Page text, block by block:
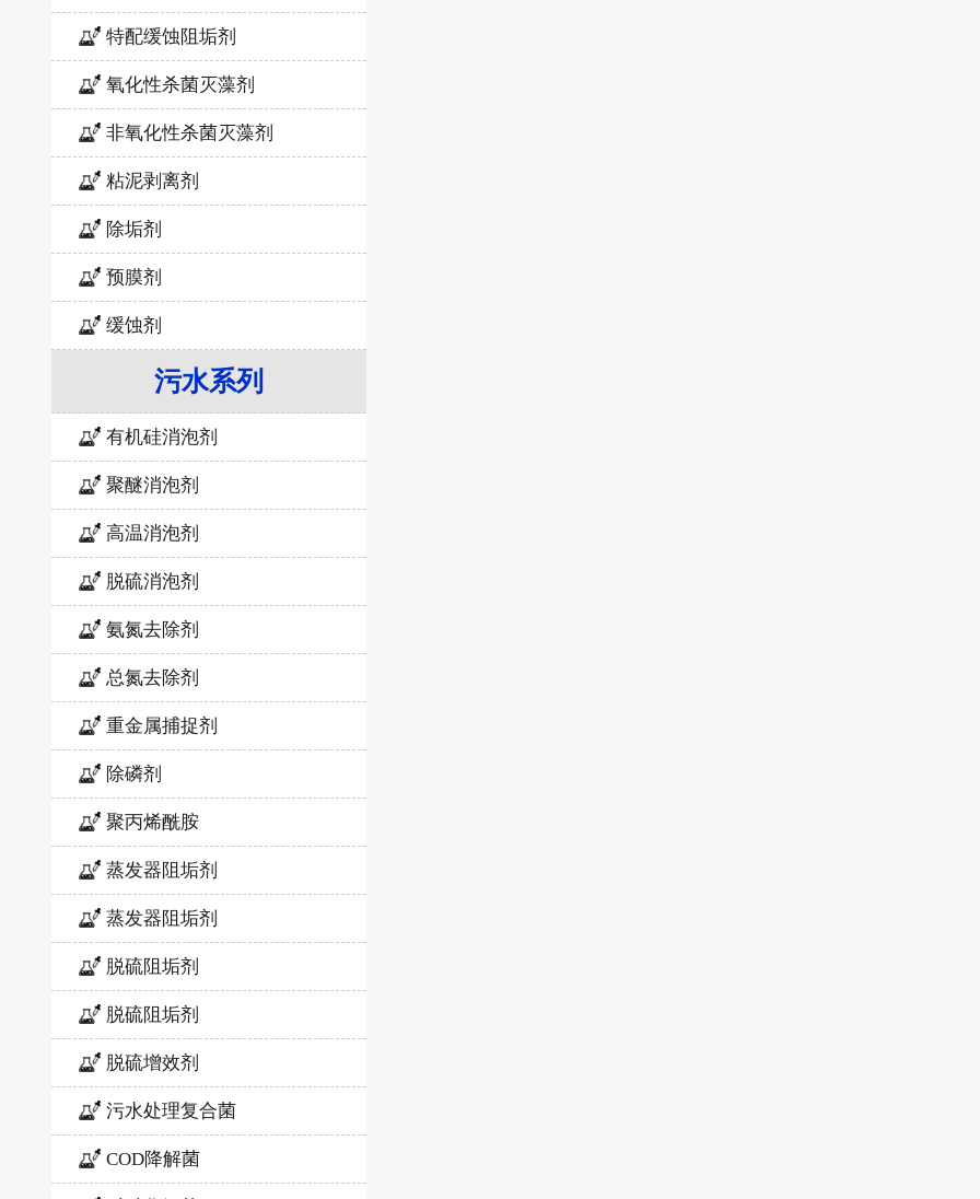
特配缓蚀阻垢剂
氧化性杀菌灭藻剂
非氧化性杀菌灭藻剂
粘泥剥离剂
除垢剂
预膜剂
缓蚀剂
污水系列
有机硅消泡剂
聚醚消泡剂
高温消泡剂
脱硫消泡剂
氨氮去除剂
总氮去除剂
重金属捕捉剂
除磷剂
聚丙烯酰胺
蒸发器阻垢剂
蒸发器阻垢剂
脱硫阻垢剂
脱硫阻垢剂
脱硫增效剂
污水处理复合菌
COD降解菌